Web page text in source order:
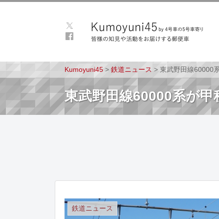
Kumoyuni45 > 鉄道ニュース > 東武野田線60000
東武野田線60000系が
鉄道ニュース